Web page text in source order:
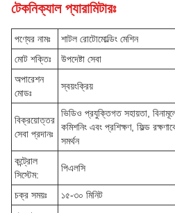
টেকনিক্যাল প্যারামিটারঃ
পণ্যের নামঃ
শাটল রোটোমোল্ডিং মেশিন
মোট শক্তিঃ
উপদেষ্টা সেবা
অপারেশন
মোডঃ
স্বয়ংক্রিয়
বিক্রয়োত্তর
সেবা প্রদানঃ
ভিডিও প্রযুক্তিগত সহায়তা,
কমিশনিং এবং প্রশিক্ষণ, ফিল্ড
সমর্থন
কন্ট্রোল
সিস্টেম:
পিএলসি
চক্র সময়ঃ
১৫-৩০ মিনিট